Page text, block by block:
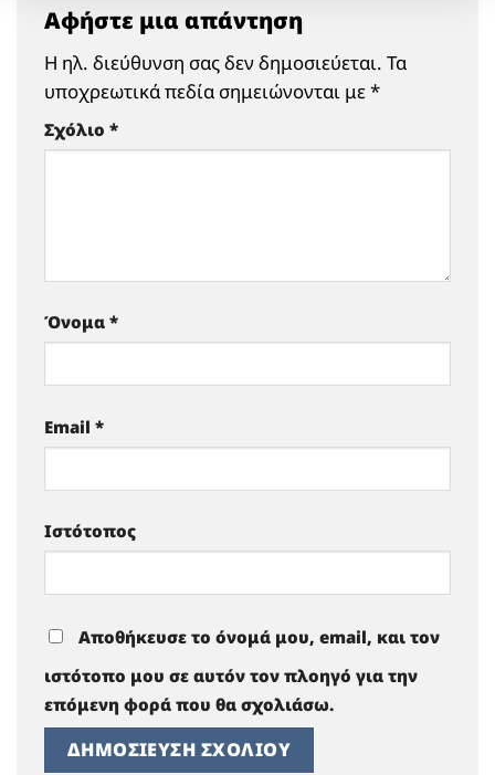
Αφήστε μια απάντηση
Η ηλ. διεύθυνση σας δεν δημοσιεύεται. Τα
υποχρεωτικά πεδία σημειώνονται με*
Σχόλιο *
Όνομα *
Email *
Ιστότοπος
Αποθήκευσε το όνομά μου, email, και τον
ιστότοπο μου σε αυτόν τον πλοηγό για την
επόμενη φορά που θα σχολιάσω.